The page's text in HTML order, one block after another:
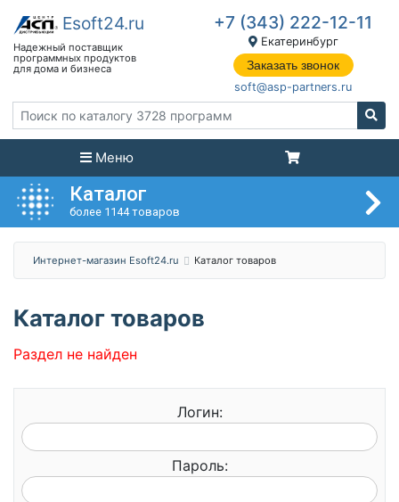
+7 (343) 222-12-11
Екатеринбург
Заказать звонок
soft@asp-partners.ru
Меню
Каталог
более 1144 товаров
Интернет-магазин Esoft24.ru Каталог товаров
Каталог товаров
Раздел не найден
Логин:
Пароль: